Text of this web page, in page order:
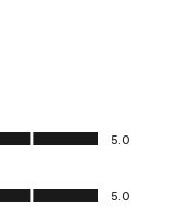
5.0
5.0